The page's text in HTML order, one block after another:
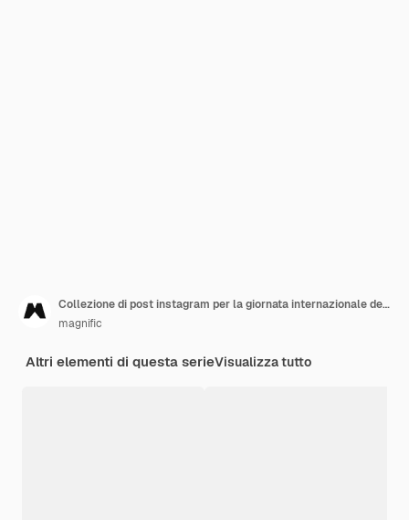
Collezione di post instagram per la giornata internazionale della donna disegnata a mano
magnific
Altri elementi di questa serieVisualizza tutto